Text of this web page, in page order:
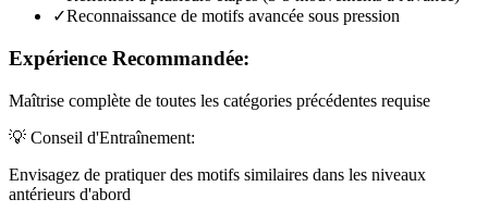
✓Reconnaissance de motifs avancée sous pression
Expérience Recommandée:
Maîtrise complète de toutes les catégories précédentes requise
💡 Conseil d'Entraînement:
Envisagez de pratiquer des motifs similaires dans les niveaux
antérieurs d'abord